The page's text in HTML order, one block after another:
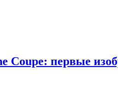
Coupe: первые